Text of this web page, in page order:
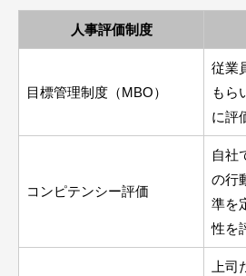
人事評価制度
目標管理制度（MBO）
従業
もら
に評
コンピテンシー評価
自社
の行
準を
性を
上